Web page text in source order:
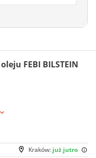
FEBI BILSTEIN
Kraków: już jutro